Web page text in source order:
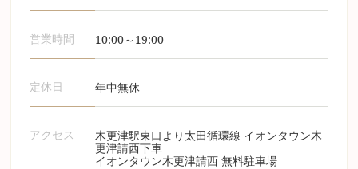
営業時間 10:00～19:00
定休日 年中無休
アクセス
木更津駅東口より太田循環線 イオンタウン木
更津請西下車
イオンタウン木更津請西 無料駐車場